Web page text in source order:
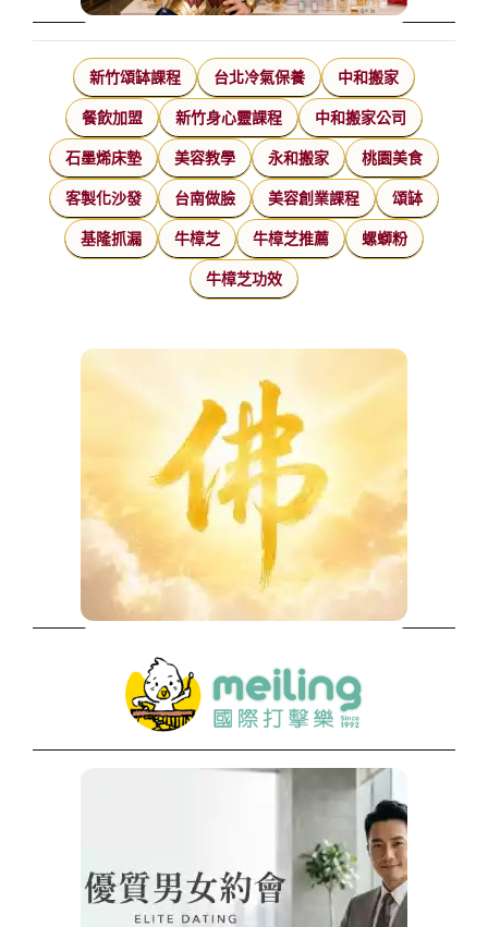
新竹頌缽課程 台北冷氣保養 中和搬家
餐飲加盟 新竹身心靈課程 中和搬家公司
石墨烯床墊 美容教學 永和搬家 桃園美食
客製化沙發 台南做臉 美容創業課程 頌缽
基隆抓漏 牛樟芝 牛樟芝推薦 螺螄粉
牛樟芝功效